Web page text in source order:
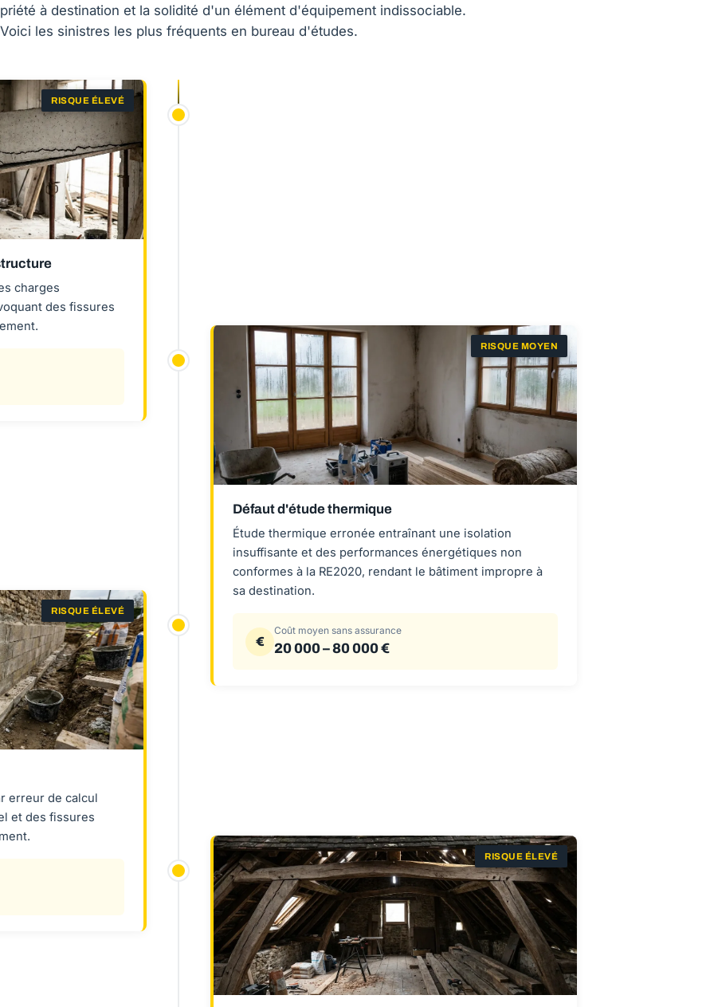
à destination et la solidité d'un élément d'équipement indissociable.
Voici les sinistres les plus fréquents en bureau d'études.
RISQUE ÉLEVÉ
charges
des fissures
RISQUE MOYEN
Défaut d'étude thermique
Étude thermique erronée entraînant une isolation
insuffisante et des performances énergétiques non
conformes à la RE2020, rendant le bâtiment impropre à
sa destination.
€
Coût moyen sans assurance
20 000 – 80 000 €
RISQUE ÉLEVÉ
erreur de calcul
et des fissures
RISQUE ÉLEVÉ